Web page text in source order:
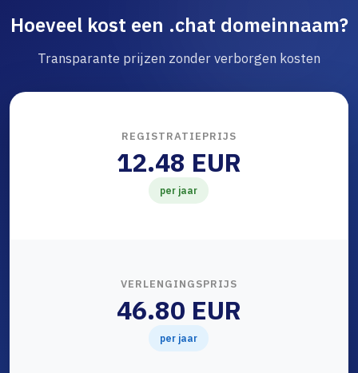
Hoeveel kost een .chat domeinnaam?
Transparante prijzen zonder verborgen kosten
REGISTRATIEPRIJS
12.48 EUR
per jaar
VERLENGINGSPRIJS
46.80 EUR
per jaar